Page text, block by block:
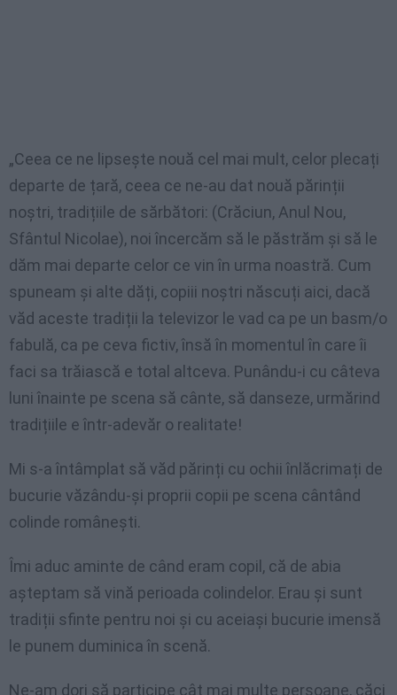
„Ceea ce ne lipsește nouă cel mai mult, celor plecați
departe de țară, ceea ce ne-au dat nouă părinții
noștri, tradițiile de sărbători: (Crăciun, Anul Nou,
Sfântul Nicolae), noi încercăm să le păstrăm și să le
dăm mai departe celor ce vin în urma noastră. Cum
spuneam și alte dăți, copiii noștri născuți aici, dacă
văd aceste tradiții la televizor le vad ca pe un basm/o
fabulă, ca pe ceva fictiv, însă în momentul în care îi
faci sa trăiască e total altceva. Punându-i cu câteva
luni înainte pe scena să cânte, să danseze, urmărind
tradițiile e într-adevăr o realitate!
Mi s-a întâmplat să văd părinți cu ochii înlăcrimați de
bucurie văzându-și proprii copii pe scena cântând
colinde românești.
Îmi aduc aminte de când eram copil, că de abia
așteptam să vină perioada colindelor. Erau și sunt
tradiții sfinte pentru noi și cu aceiași bucurie imensă
le punem duminica în scenă.
Ne-am dori să participe cât mai multe persoane, căci